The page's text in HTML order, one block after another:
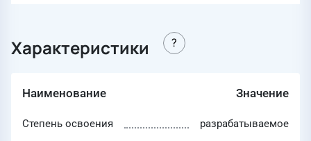
Характеристики
Наименование Значение
Степень освоения
разрабатываемое